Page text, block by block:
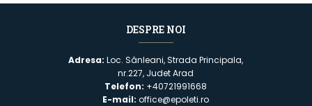
DESPRE NOI
Adresa:Loc. Sânleani, Strada Principala,
nr.227, Judet Arad
Telefon: +40721991668
E-mail: office@epoleti.ro